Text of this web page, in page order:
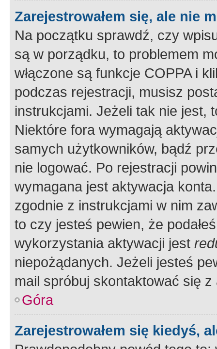
Zarejestrowałem się, ale nie
Na początku sprawdź, czy
są w porządku, to problemem
włączone są funkcje COPPA i
podczas rejestracji, musisz
instrukcjami. Jeżeli tak nie jest,
Niektóre fora wymagają
samych użytkowników, bądź
nie logować. Po rejestracji
wymagana jest aktywacja
zgodnie z instrukcjami w nim
to czy jesteś pewien, że
wykorzystania aktywacji jest
niepożądanych. Jeżeli jesteś
mail spróbuj skontaktować się
Góra
Zarejestrowałem się kiedyś,